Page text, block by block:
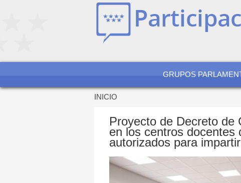
GRUPOS
encuentra
usted
aquí
INICIO
Proyecto de Decreto de
en los centros docentes
autorizados para